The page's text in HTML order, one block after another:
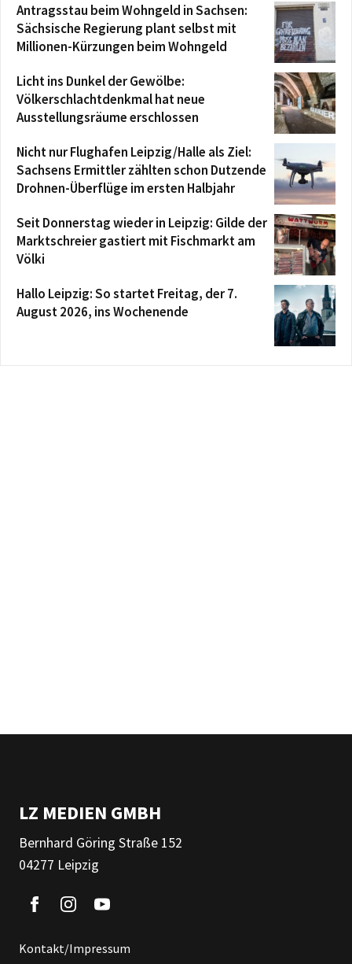
Antragsstau beim Wohngeld in Sachsen:
Sächsische Regierung plant selbst mit
Millionen-Kürzungen beim Wohngeld
Licht ins Dunkel der Gewölbe:
Völkerschlachtdenkmal hat neue
Ausstellungsräume erschlossen
Nicht nur Flughafen Leipzig/Halle als Ziel:
Sachsens Ermittler zählten schon Dutzende
Drohnen-Überflüge im ersten Halbjahr
Seit Donnerstag wieder in Leipzig: Gilde der
Marktschreier gastiert mit Fischmarkt am
Völki
Hallo Leipzig: So startet Freitag, der 7.
August 2026, ins Wochenende
LZ MEDIEN GMBH
Bernhard Göring Straße 152
04277 Leipzig
Kontakt/Impressum